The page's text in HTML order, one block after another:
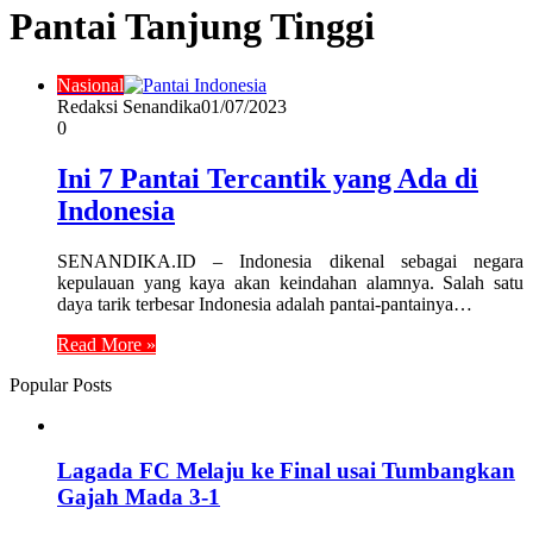
Pantai Tanjung Tinggi
Nasional
Redaksi Senandika01/07/2023
0
Ini 7 Pantai Tercantik yang Ada di
Indonesia
SENANDIKA.ID – Indonesia dikenal sebagai negara
kepulauan yang kaya akan keindahan alamnya. Salah satu
daya tarik terbesar Indonesia adalah pantai-pantainya…
Read More »
Popular Posts
Lagada FC Melaju ke Final usai Tumbangkan
Gajah Mada 3-1